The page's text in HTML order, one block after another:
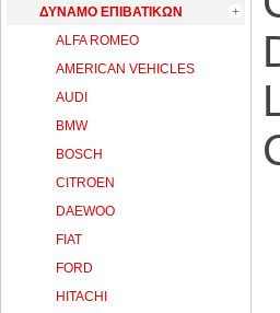
ΔΥΝΑΜΟ ΕΠΙΒΑΤΙΚΩΝ
ALFA ROMEO
AMERICAN VEHICLES
AUDI
BMW
BOSCH
CITROEN
DAEWOO
FIAT
FORD
HITACHI